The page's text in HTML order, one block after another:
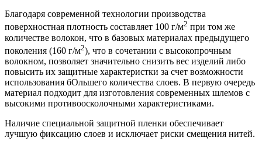
Благодаря современной технологии производства
поверхностная плотность составляет 100 г/м2 при том же
количестве волокон, что в базовых материалах предыдущего
поколения (160 г/м2), что в сочетании с высокопрочным
волокном, позволяет значительно снизить вес изделий либо
повысить их защитные характеристки за счет возможности
использования бОльшего количества слоев. В первую очередь
материал подходит для изготовления современных шлемов с
высокими противоосколочными характеристиками.
Наличие специальной защитной пленки обеспечивает
лучшую фиксацию слоев и исключает риски смещения нитей.